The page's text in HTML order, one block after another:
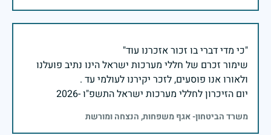
שימור זכרם של חללי מערכות ישראל הינו נתיב פועלנו
יום הזיכרון לחללי מערכות ישראל התשפ"ו -2026
משרד הביטחון- אגף משפחות, הנצחה ומורשת